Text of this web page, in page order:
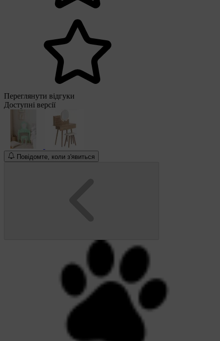
Переглянути відгуки
Доступні версії
Повідомте, коли з'явиться